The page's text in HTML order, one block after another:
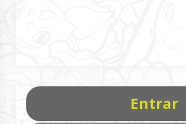
Entrar